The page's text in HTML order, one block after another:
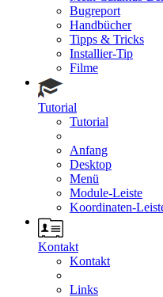
Bugreport
Handbücher
Tipps & Tricks
Installier-Tip
Filme
Tutorial
Tutorial
Anfang
Desktop
Menü
Module-Leiste
Koordinaten-
Kontakt
Kontakt
Links